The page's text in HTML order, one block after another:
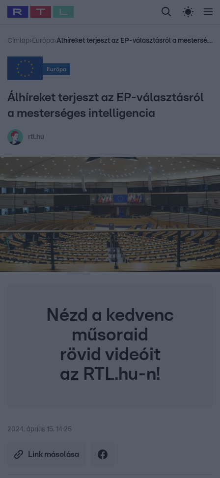
Legfrissebb RTL Híradó Randi Celeb vagyok,
Babits Marcella Most Wanted Gallusz
Címlap› Európa› Álhíreket terjeszt az EP-választásról a mesterséges intelligencia
Európa
Álhíreket terjeszt az EP-választásról
a mesterséges intelligencia
rtl.hu
Nézd a kedvenc
műsoraid
rövid videóit
az RTL.hu-n!
2024. április 15. 14:25
Link másolása